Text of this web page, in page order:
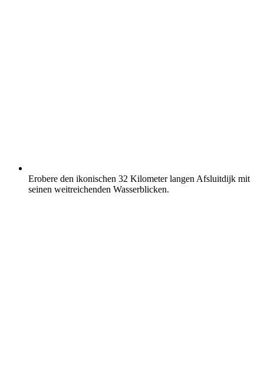
Erobere den ikonischen 32 Kilometer langen Afsluitdijk mit
seinen weitreichenden Wasserblicken.